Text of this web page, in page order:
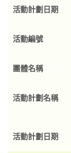
活動計劃日期
活動編號
團體名稱
活動計劃名稱
活動計劃日期